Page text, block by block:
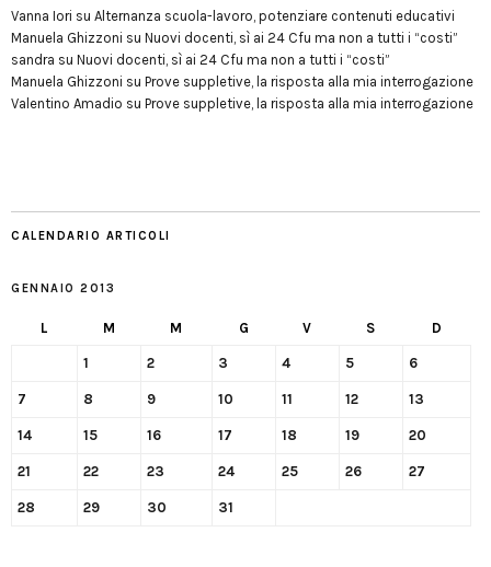
Vanna Iori su Alternanza scuola-lavoro, potenziare contenuti educativi
Manuela Ghizzoni su Nuovi docenti, sì ai 24 Cfu ma non a tutti i “costi”
sandra su Nuovi docenti, sì ai 24 Cfu ma non a tutti i “costi”
Manuela Ghizzoni su Prove suppletive, la risposta alla mia interrogazione
Valentino Amadio su Prove suppletive, la risposta alla mia interrogazione
CALENDARIO ARTICOLI
GENNAIO 2013
L M M G V S D
1 2 3 4 5 6
7 8 9 10 11 12 13
14 15 16 17 18 19 20
21 22 23 24 25 26 27
28 29 30 31